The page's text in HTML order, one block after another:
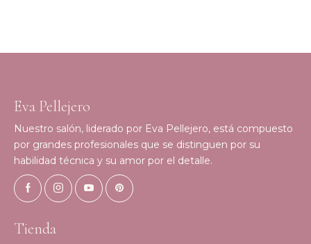
Eva Pellejero
Nuestro salón, liderado por Eva Pellejero, está compuesto
por grandes profesionales que se distinguen por su
habilidad técnica y su amor por el detalle.
Tienda